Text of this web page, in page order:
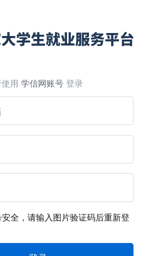
用 学信网账号 登录
全，请输入图片验证码后重新登